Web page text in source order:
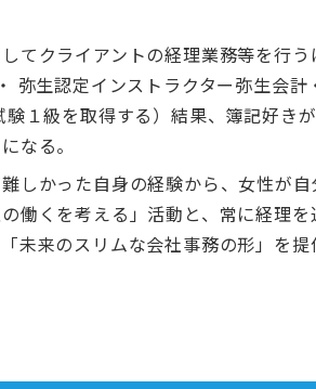
てクライアントの経理業務等を行う
弥生認定インストラクター弥生会計
１級を取得する）結果、簿記好き
なる。
しかった自身の経験から、女性が自
働くを考える」活動と、常に経理
未来のスリムな会社事務の形」を提